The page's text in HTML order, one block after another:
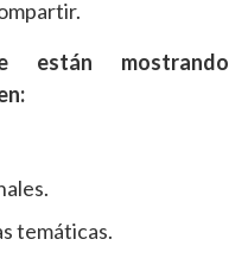
están mostrando
temáticas.